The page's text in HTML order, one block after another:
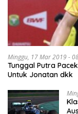
Minggu, 17 Mar 2019 -
Tunggal Putra
Untuk Jonatan dkk